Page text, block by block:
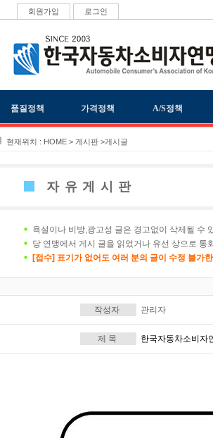
회원가입 로그인
품질정책 가격정책 A/S정책
현재위치 : HOME > 게시판 >게시글
자유게시판
욕설이나 비방,광고성 글은 경고없이 삭제될 수
당 연맹에서 게시 글을 읽었거나 유선 상으로
[접수] 표기가 없어도 여러 분의 글이 수정 불가
작성자 관리자
제 목 한국자동차소비자